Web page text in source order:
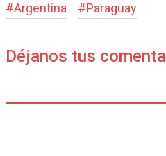
#Argentina #Paraguay
Déjanos tus